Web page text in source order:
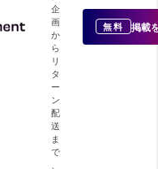
企
画
か
ら
リ
タ
ー
ン
配
送
ま
で
無料 掲載